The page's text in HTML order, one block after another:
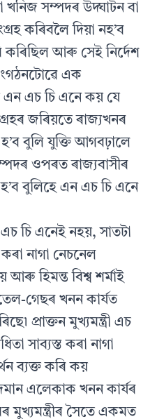
খনিজ সম্পদৰ উদ্ঘাটন বা
কৰিবলৈ দিয়া নহ’ব
কৰিছিল আৰু সেই নির্দেশ
এক
এন এচ চি এনে কয় যে
জৰিয়তে ৰাজ্যখনৰ
বুলি যুক্তি আগবঢ়ালে
ওপৰত ৰাজ্যবাসীৰ
বুলিহে এন এচ চি এনে
চি এনেই নহয়, সাতটা
নাগা নেচনেল
হিমন্ত বিশ্ব শর্মাই
গেছৰ খনন কাৰ্যত
প্ৰাক্তন মুখ্যমন্ত্ৰী এচ
সাব্যস্ত কৰা নাগা
ব্যক্ত কৰি কয়
এলেকাক খনন কাৰ্যৰ
সৈতে একমত